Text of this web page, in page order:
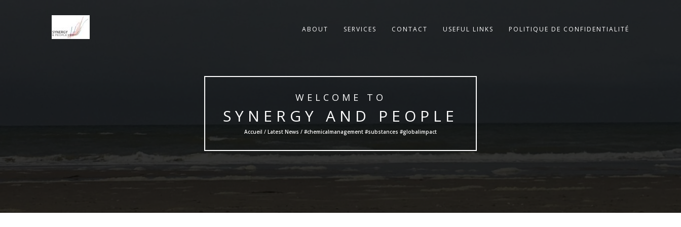
ABOUT SERVICES CONTACT USEFUL LINKS POLITIQUE DE CONFIDENTIALITÉ
WELCOME TO
SYNERGY AND PEOPLE
Accueil / Latest News / #chemicalmanagement #substances #globalimpact